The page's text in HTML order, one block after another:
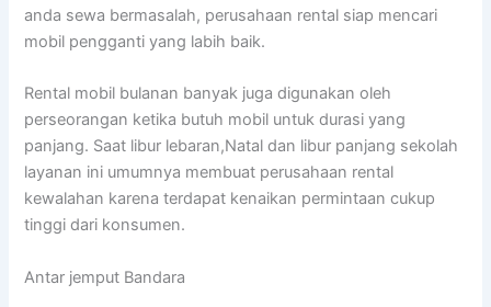
anda sewa bermasalah, perusahaan rental siap mencari
mobil pengganti yang labih baik.
Rental mobil bulanan banyak juga digunakan oleh
perseorangan ketika butuh mobil untuk durasi yang
panjang. Saat libur lebaran,Natal dan libur panjang sekolah
layanan ini umumnya membuat perusahaan rental
kewalahan karena terdapat kenaikan permintaan cukup
tinggi dari konsumen.
Antar jemput Bandara